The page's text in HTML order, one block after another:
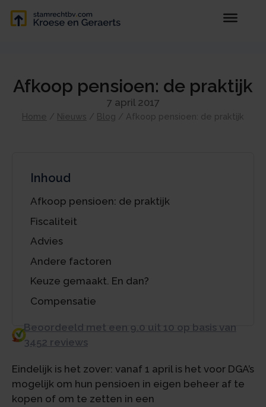
Afkoop pensioen: de praktijk
7 april 2017
Home / Nieuws / Blog / Afkoop pensioen: de praktijk
Inhoud
Afkoop pensioen: de praktijk
Fiscaliteit
Advies
Andere factoren
Keuze gemaakt. En dan?
Compensatie
Beoordeeld met een 9.0 uit 10 op basis van
3452 reviews
Eindelijk is het zover: vanaf 1 april is het voor DGA’s
mogelijk om hun pensioen in eigen beheer af te
kopen of om te zetten in een